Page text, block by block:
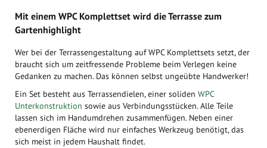
Mit einem WPC Komplettset wird die Terrasse zum
Gartenhighlight
Wer bei der Terrassengestaltung auf WPC Komplettsets setzt, der
braucht sich um zeitfressende Probleme beim Verlegen keine
Gedanken zu machen. Das können selbst ungeübte Handwerker!
Ein Set besteht aus Terrassendielen, einer soliden WPC
Unterkonstruktion sowie aus Verbindungsstücken. Alle Teile
lassen sich im Handumdrehen zusammenfügen. Neben einer
ebenerdigen Fläche wird nur einfaches Werkzeug benötigt, das
sich meist in jedem Haushalt findet.